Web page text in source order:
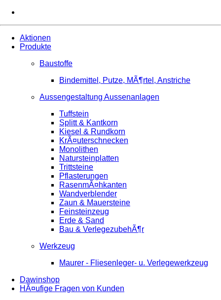
Aktionen
Produkte
Baustoffe
Bindemittel, Putze, MÃ¶rtel, Anstriche
Aussengestaltung Aussenanlagen
Tuffstein
Splitt & Kantkorn
Kiesel & Rundkorn
KrÃ¤uterschnecken
Monolithen
Natursteinplatten
Trittsteine
Pflasterungen
RasenmÃ¤hkanten
Wandverblender
Zaun & Mauersteine
Feinsteinzeug
Erde & Sand
Bau & VerlegezubehÃ¶r
Werkzeug
Maurer - Fliesenleger- u. Verlegewerkzeug
Dawinshop
HÃ¤ufige Fragen von Kunden